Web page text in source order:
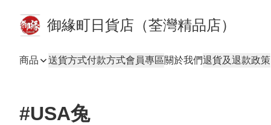
御緣町日貨店（荃灣精品店）
商品 送貨方式付款方式會員專區關於我們退貨及退款政策
#USA兔